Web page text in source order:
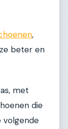
,
beter en
met
die
volgende